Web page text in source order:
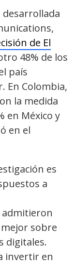
desarrollada
de El
48% de los
país
En Colombia,
la medida
en México y
en el
es
a
mejor sobre
digitales.
invertir en